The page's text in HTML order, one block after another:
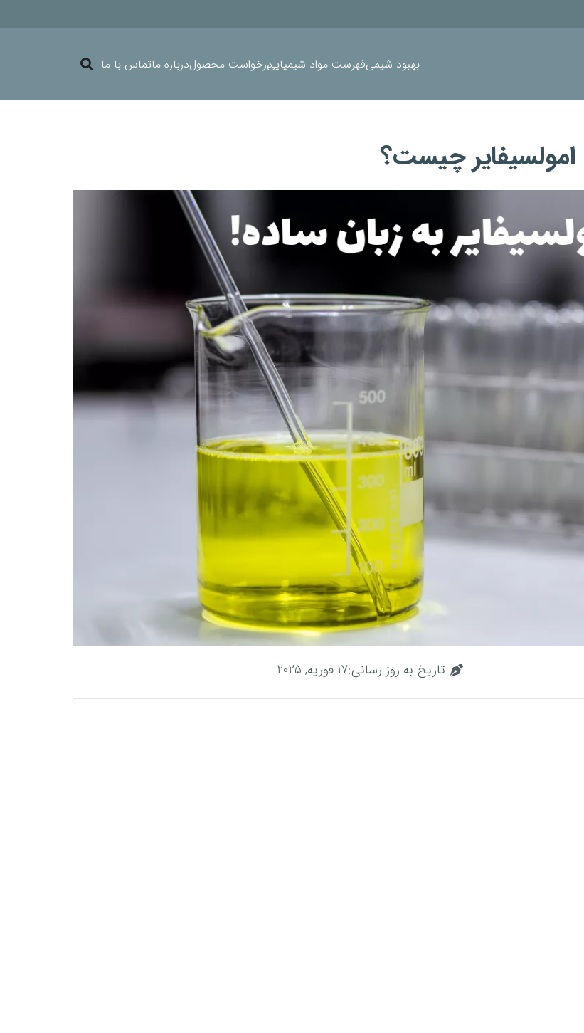
بهبود شیمیفهرست مواد شیمیاییدرخواست محصولدرباره ماتماس با ما
امولسیفایر چیست؟
تاریخ به روز رسانی:17 فوریه, 2025